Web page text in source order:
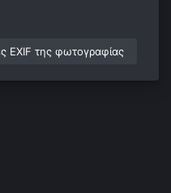
EXIF της φωτογραφίας